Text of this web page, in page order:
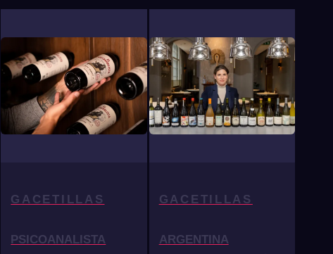
GACETILLAS
PSICOANALISTA
GACETILLAS
ARGENTINA